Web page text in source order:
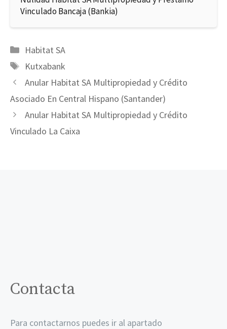
Vinculado Bancaja (Bankia)
Categorías
Habitat SA
Etiquetas
Kutxabank
Anular Habitat SA Multipropiedad y Crédito
Asociado En Central Hispano (Santander)
Anular Habitat SA Multipropiedad y Crédito
Vinculado La Caixa
Contacta
Para contactarnos puedes ir al apartado